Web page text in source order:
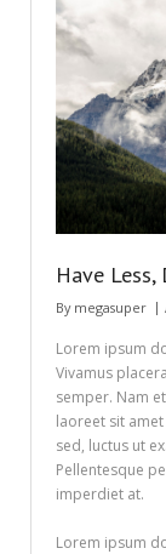
Have
By megasuper
Lorem ipsum
Vivamus
semper. Nam
laoreet sit
sed, luctus ut
Pellentesque
imperdiet at.
Lorem ipsum